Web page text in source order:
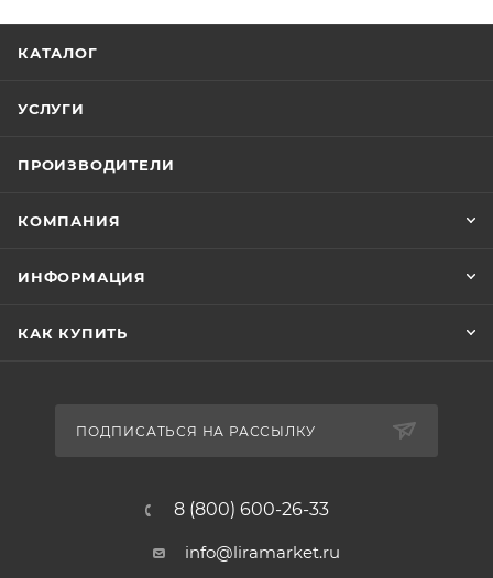
КАТАЛОГ
УСЛУГИ
ПРОИЗВОДИТЕЛИ
КОМПАНИЯ
ИНФОРМАЦИЯ
КАК КУПИТЬ
ПОДПИСАТЬСЯ НА РАССЫЛКУ
8 (800) 600-26-33
info@liramarket.ru